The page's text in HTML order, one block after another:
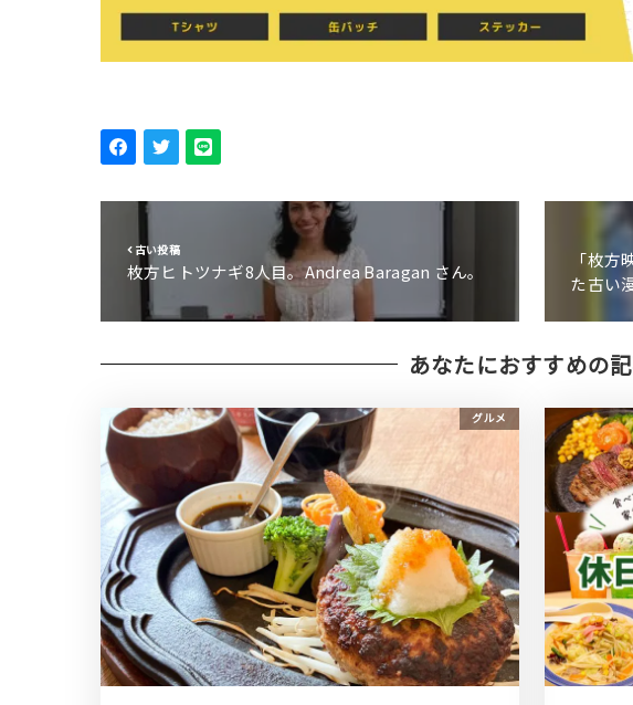
古い投稿
枚方ヒトツナギ8人目。Andrea Baragan さん。
「枚
た古い
あなたにおすすめの
グルメ